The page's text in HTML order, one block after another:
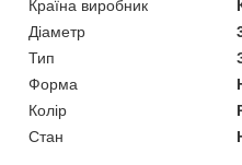
Країна виробник
Діаметр
Тип
Форма
Колір
Стан